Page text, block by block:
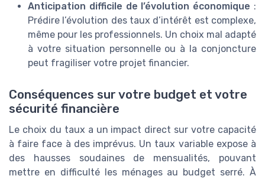
Anticipation difficile de l’évolution économique :
Prédire l’évolution des taux d’intérêt est complexe,
même pour les professionnels. Un choix mal adapté
à votre situation personnelle ou à la conjoncture
peut fragiliser votre projet financier.
Conséquences sur votre budget et votre
sécurité financière
Le choix du taux a un impact direct sur votre capacité
à faire face à des imprévus. Un taux variable expose à
des hausses soudaines de mensualités, pouvant
mettre en difficulté les ménages au budget serré. À